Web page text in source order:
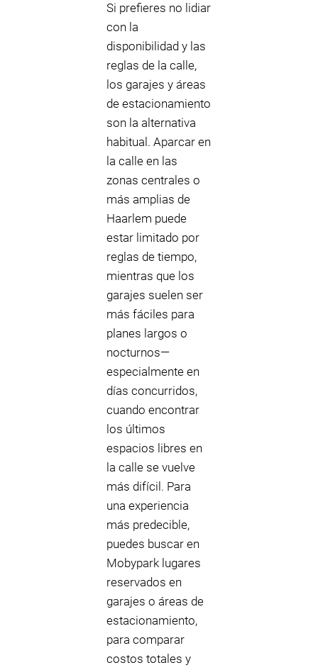
Si prefieres no lidiar
con la
disponibilidad y las
reglas de la calle,
los garajes y áreas
de estacionamiento
son la alternativa
habitual. Aparcar en
la calle en las
zonas centrales o
más amplias de
Haarlem puede
estar limitado por
reglas de tiempo,
mientras que los
garajes suelen ser
más fáciles para
planes largos o
nocturnos—
especialmente en
días concurridos,
cuando encontrar
los últimos
espacios libres en
la calle se vuelve
más difícil. Para
una experiencia
más predecible,
puedes buscar en
Mobypark lugares
reservados en
garajes o áreas de
estacionamiento,
para comparar
costos totales y